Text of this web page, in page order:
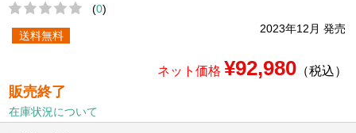
(0)
2023年12月 発売
送料無料
ネット価格 ¥92,980（税込）
販売終了
在庫状況について